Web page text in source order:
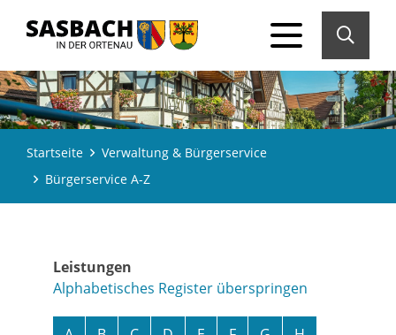
Startseite
Verwaltung & Bürgerservice
Bürgerservice A-Z
Leistungen
Alphabetisches Register überspringen